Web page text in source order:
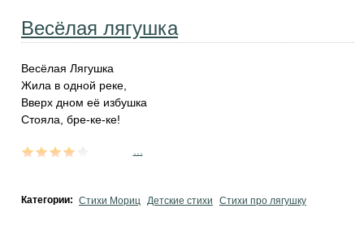
Весёлая лягушка
Весёлая Лягyшка
Жила в одной реке,
Вверх дном её избyшка
Стояла, бре-ке-ке!
Категории: Стихи Мориц Детские стихи Стихи про лягушку